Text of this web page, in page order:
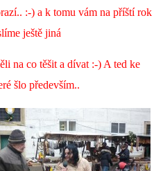
:-) a k tomu vám na příští rok
ještě jiná
na co těšit a dívat :-) A ted ke
šlo především..